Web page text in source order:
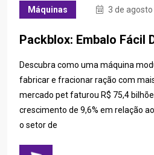
Máquinas 3 de
Packblox: Embalo Fácil
Descubra como uma máquina
fabricar e fracionar ração com
mercado pet faturou R$ 75,4
crescimento de 9,6% em relação
o setor de